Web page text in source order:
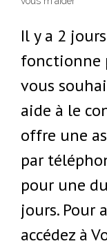
Il y a 2
fonctionne
vous
aide à le
offre une
par
pour une
jours. Pour
accédez à